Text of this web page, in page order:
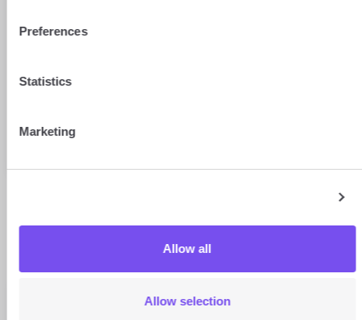
Preferences
Statistics
Marketing
Allow all
Allow selection
de Suisse. Il est entouré de magnifiques
jardins et offre un cadre reposant. Le club